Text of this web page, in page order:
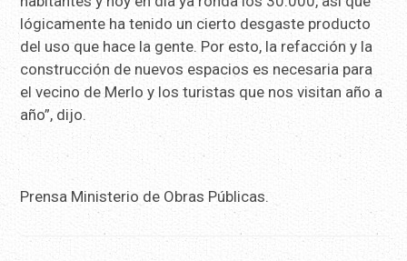
lógicamente ha tenido un cierto desgaste producto
del uso que hace la gente. Por esto, la refacción y la
construcción de nuevos espacios es necesaria para
el vecino de Merlo y los turistas que nos visitan año a
año”, dijo.
Prensa Ministerio de Obras Públicas.